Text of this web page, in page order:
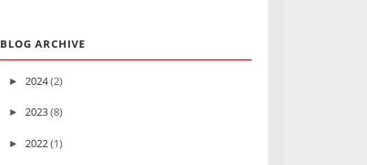
BLOG ARCHIVE
► 2024(2)
► 2023(8)
► 2022(1)